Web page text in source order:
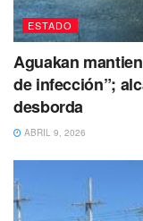
ESTADO
Aguakan
de infección”;
desborda
ABRIL 9, 2026